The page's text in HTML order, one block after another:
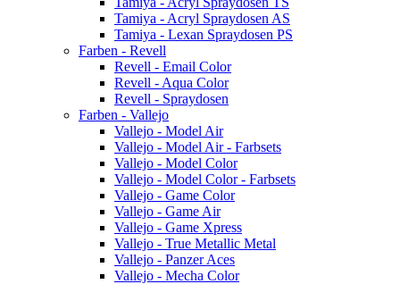
Tamiya - Acryl Spraydosen AS
Tamiya - Lexan Spraydosen PS
Farben - Revell
Revell - Email Color
Revell - Aqua Color
Revell - Spraydosen
Farben - Vallejo
Vallejo - Model Air
Vallejo - Model Air - Farbsets
Vallejo - Model Color
Vallejo - Model Color - Farbsets
Vallejo - Game Color
Vallejo - Game Air
Vallejo - Game Xpress
Vallejo - True Metallic Metal
Vallejo - Panzer Aces
Vallejo - Mecha Color